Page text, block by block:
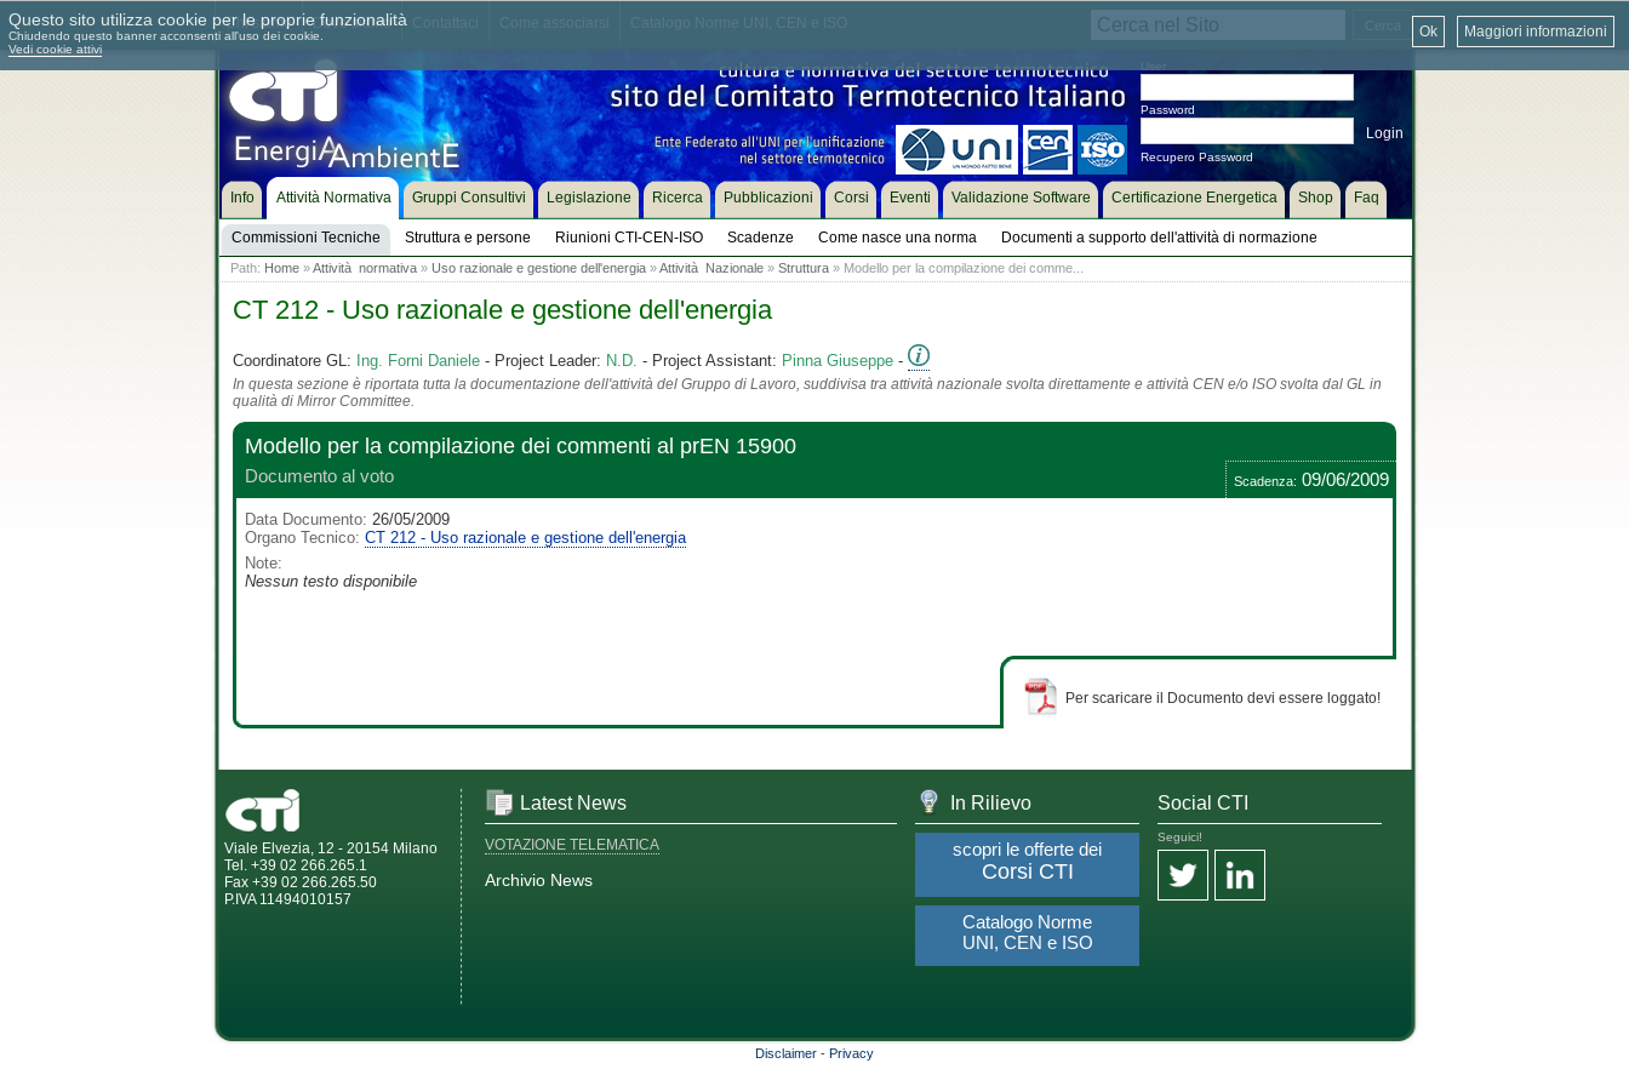
Chi siamo Dove siamo
Password
Recupero Password
Info Attività Normativa
Commissioni Tecniche Struttura e persone Riunioni CTI-CEN-ISO Scadenze Come nasce una norma Documenti a supporto dell'attività di normazione
Gruppi Consultivi Legislazione Ricerca Pubblicazioni Corsi Eventi Validazione Software Certificazione Energetica Shop Faq
Path: Home»Attività normativa» Uso razionale e gestione dell'energia»Attività Nazionale» Struttura» Modello per la compilazione dei comme...
CT 212 - Uso razionale e gestione dell'energia
Coordinatore GL: Ing. Forni Daniele- Project Leader: N.D. - Project Assistant: Pinna Giuseppe-
In questa sezione è riportata tutta la documentazione dell'attività del Gruppo di Lavoro, suddivisa tra attività nazionale svolta direttamente e attività CEN e/o ISO svolta dal GL in
qualità di Mirror Committee.
Modello per la compilazione dei commenti al prEN 15900
Documento al voto Scadenza: 09/06/2009
Data Documento: 26/05/2009
Organo Tecnico: CT 212 - Uso razionale e gestione dell'energia
Note:
Nessun testo disponibile
Per scaricare il Documento devi essere loggato!
Viale Elvezia, 12 - 20154 Milano
Tel. +39 02 266.265.1
Fax +39 02 266.265.50
P.IVA 11494010157
Latest News
VOTAZIONE TELEMATICA
Archivio News
In Rilievo
scopri le offerte dei
Corsi CTI
Catalogo Norme
UNI, CEN e ISO
Social CTI
Seguici!
Disclaimer - Privacy
Questo sito utilizza cookie per le proprie funzionalità
Chiudendo questo banner acconsenti all'uso dei cookie.
Vedi cookie attivi
Maggiori informazioni
Ok